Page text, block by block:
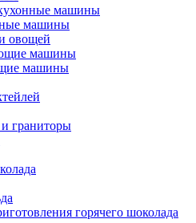
машины
машины
овощей
машины
машины
граниторы
горячего шоколада